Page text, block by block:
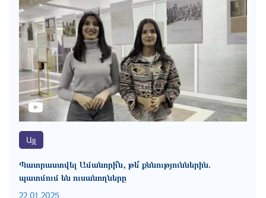
Այլ
Պատրաստվել Ամանորի՞ն, թե՞ քննություններին.
պատմում են ուսանողները
22.01.2025